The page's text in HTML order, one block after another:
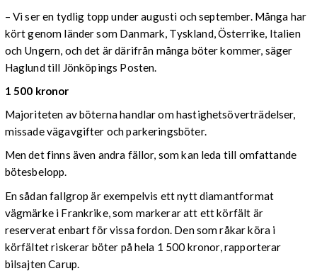
– Vi ser en tydlig topp under augusti och september. Många har
kört genom länder som Danmark, Tyskland, Österrike, Italien
och Ungern, och det är därifrån många böter kommer, säger
Haglund till Jönköpings Posten.
1 500 kronor
Majoriteten av böterna handlar om hastighetsöverträdelser,
missade vägavgifter och parkeringsböter.
Men det finns även andra fällor, som kan leda till omfattande
bötesbelopp.
En sådan fallgrop är exempelvis ett nytt diamantformat
vägmärke i Frankrike, som markerar att ett körfält är
reserverat enbart för vissa fordon. Den som råkar köra i
körfältet riskerar böter på hela 1 500 kronor, rapporterar
bilsajten Carup.